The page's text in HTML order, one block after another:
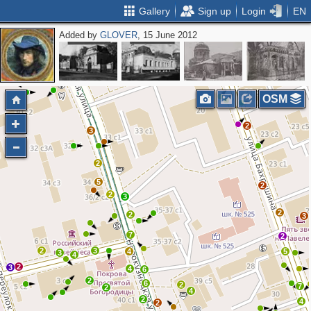
Gallery Sign up Login EN
Added byGLOVER, 15 June 2012
7
4
2
3
2
5
2
2
7
4
2
3
2
2
5
2
3
2 2
2
2
3
2 3 4 3
2
2
4 6
2
6
2
4
OSM